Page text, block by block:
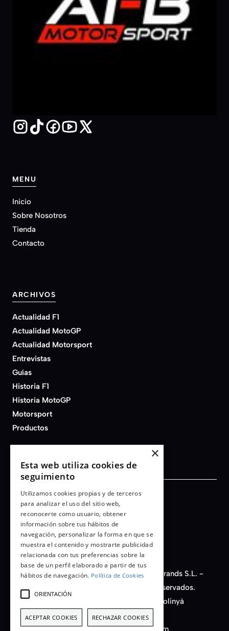
MENU
Inicio
Sobre Nosotros
Tienda
Contacto
ARCHIVOS
Actualidad F1
Actualidad MotoGP
Actualidad Motorsport
Entrevistas
Guías
Historia F1
Historia MotoGP
Motorsport
Productos
Términos y condiciones
Aviso legal
Política de privacidad
Cookies
© 2026 - AFB Motorsport - Auto Fashion Brands S.L. -
CIF nº B-66450149. Todos los derechos reservados.
C/ Santiago Rusiñol, 14, Nave D11 - 08213 Polinyà
(Barcelona) Spain
+34 933 222 613 - info@afbmotorsport.com
×
Esta web utiliza cookies de
seguimiento
Utilizamos cookies propias y de terceros
para analizar el uso del sitio web,
reconocerte como usuario, obtener
información sobre tus hábitos de
navegación, personalizar la forma en que se
muestra el contenido y mostrarte publicidad
relacionada con tus preferencias sobre la
base de un perfil elaborado a partir de tus
hábitos de navegación. Política de Cookies
ORIENTACIÓN
ACEPTAR COOKIES RECHAZAR COOKIES